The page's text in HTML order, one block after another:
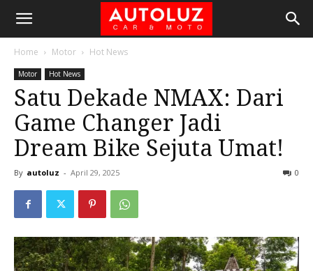
Home Motor Hot News
Motor Hot News
Satu Dekade NMAX: Dari
Game Changer Jadi
Dream Bike Sejuta Umat!
By autoluz - April 29, 2025 0